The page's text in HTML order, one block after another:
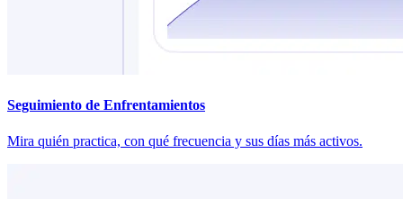
Seguimiento de Enfrentamientos
Mira quién practica, con qué frecuencia y sus días más activos.